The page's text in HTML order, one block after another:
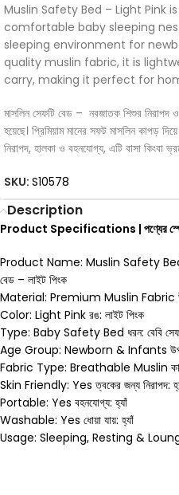
Muslin Safety Bed – Light Pink
comfortable baby sleeping
sleeping environment for
quality muslin fabric, it is
carry, making it perfect for
মাসলিন সেফটি বেড – নবজাতক শিশুর নিরাপদ
হয়েছে। প্রিমিয়াম মানের সফট মাসলিন কাপড়
নিরাপদ, হালকা ও বহনযোগ্য, এটি বাসা কিংবা
SKU: S10578
Description
Product Specifications | পণ্যের
Product Name: Muslin Safety Bed –
বেড – লাইট পিংক
Material: Premium Muslin Fabric
Color: Light Pink রঙ: লাইট পিংক
Type: Baby Safety Bed ধরন: বেবি
Age Group: Newborn & Infants
Fabric Type: Breathable Muslin
Skin Friendly: Yes ত্বকের জন্য নিরাপদ:
Portable: Yes বহনযোগ্য: হ্যাঁ
Washable: Yes ধোয়া যায়: হ্যাঁ
Usage: Sleeping, Resting & Lounging